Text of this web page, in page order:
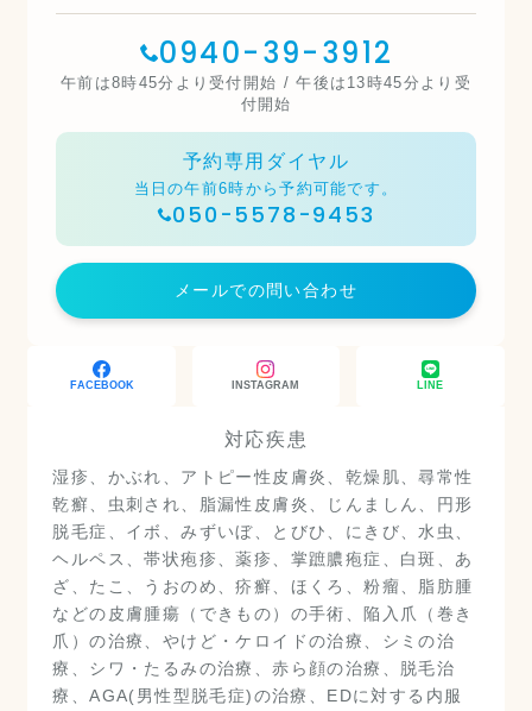
0940-39-3912
午前は8時45分より受付開始 / 午後は13時45分より受
付開始
予約専用ダイヤル
当日の午前6時から予約可能です。
050-5578-9453
メールでの問い合わせ
FACEBOOK INSTAGRAM LINE
対応疾患
湿疹、かぶれ、アトピー性皮膚炎、乾燥肌、尋常性
乾癬、虫刺され、脂漏性皮膚炎、じんましん、円形
脱毛症、イボ、みずいぼ、とびひ、にきび、水虫、
ヘルペス、帯状疱疹、薬疹、掌蹠膿疱症、白斑、あ
ざ、たこ、うおのめ、疥癬、ほくろ、粉瘤、脂肪腫
などの皮膚腫瘍（できもの）の手術、陥入爪（巻き
爪）の治療、やけど・ケロイドの治療、シミの治
療、シワ・たるみの治療、赤ら顔の治療、脱毛治
療、AGA(男性型脱毛症)の治療、EDに対する内服